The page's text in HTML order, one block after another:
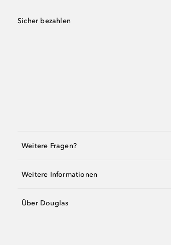
Sicher bezahlen
Weitere Fragen?
Weitere Informationen
Über Douglas